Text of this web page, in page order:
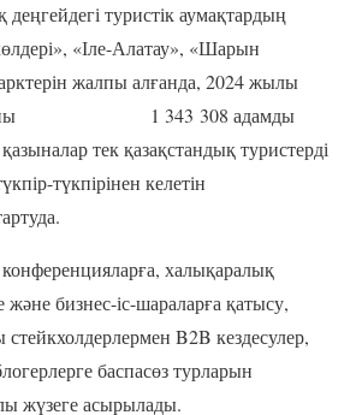
туристік аумақтардың
«Іле-Алатау», «Шарын
жалпы алғанда, 2024 жылы
1 343 308 адамды
тек қазақстандық туристерді
түкпірінен келетін
конференцияларға, халықаралық
және бизнес-іс-шараларға қатысу,
стейкхолдерлермен B2B кездесулер,
баспасөз турларын
жүзеге асырылады.